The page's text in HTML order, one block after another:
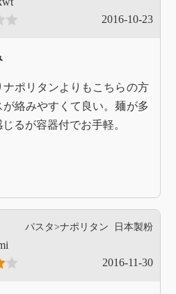
2016-10-23
ポリタンよりもこちらの方
絡みやすくて良い。麺が多
るが容器付でお手軽。
パスタ>ナポリタン 日本製粉
2016-11-30